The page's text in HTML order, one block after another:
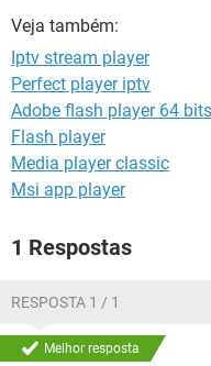
Veja também:
Iptv stream player
Perfect player iptv
Adobe flash player 64 bits
Flash player
Media player classic
Msi app player
1 Respostas
RESPOSTA 1 / 1
Melhor resposta